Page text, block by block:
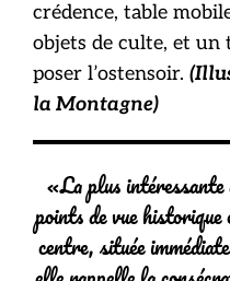
crédence, table
objets de culte, et un
poser l’ostensoir.
la Montagne)
«La plus intéressante
points de vue
centre, située